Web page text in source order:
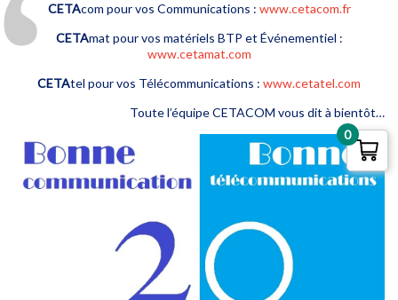
CETAcom pour vos Communications : www.cetacom.fr
CETAmat pour vos matériels BTP et Événementiel :
www.cetamat.com
CETAtel pour vos Télécommunications : www.cetatel.com
Toute l’équipe CETACOM vous dit à bientôt…
0